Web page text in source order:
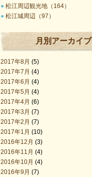
● 松江周辺観光地（164）
● 松江城周辺（97）
月別アーカイブ
2017年8月 (5)
2017年7月 (4)
2017年6月 (4)
2017年5月 (4)
2017年4月 (6)
2017年3月 (7)
2017年2月 (7)
2017年1月 (10)
2016年12月 (3)
2016年11月 (4)
2016年10月 (4)
2016年9月 (7)